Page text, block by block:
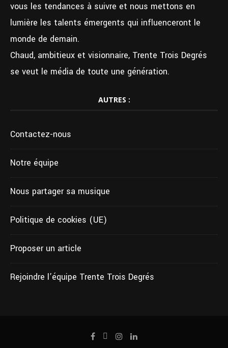
vous les tendances à suivre et nous mettons en
lumière les talents émergents qui influenceront le
monde de demain.
Chaud, ambitieux et visionnaire, Trente Trois Degrés
se veut le média de toute une génération.
AUTRES :
Contactez-nous
Notre équipe
Nous partager sa musique
Politique de cookies (UE)
Proposer un article
Rejoindre l’équipe Trente Trois Degrés